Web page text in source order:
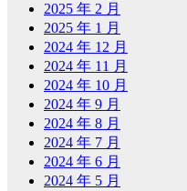
2025 年 2 月
2025 年 1 月
2024 年 12 月
2024 年 11 月
2024 年 10 月
2024 年 9 月
2024 年 8 月
2024 年 7 月
2024 年 6 月
2024 年 5 月